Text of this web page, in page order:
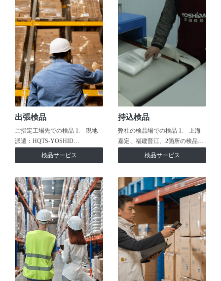
出張検品
ご指定工場先での検品 1. 現地
派遣：HQTS-YOSHID…
検品サービス
持込検品
弊社の検品場での検品 1. 上海
嘉定、福建晋江、2箇所の検品…
検品サービス